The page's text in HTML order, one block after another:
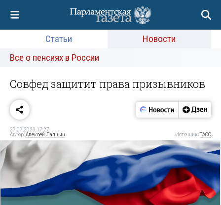
Статьи
Новости
Все о пенсиях в России
Совфед защитит права призывников
27.07.2023 17:27
Автор:Алексей Лапшин Источник:ТАСС